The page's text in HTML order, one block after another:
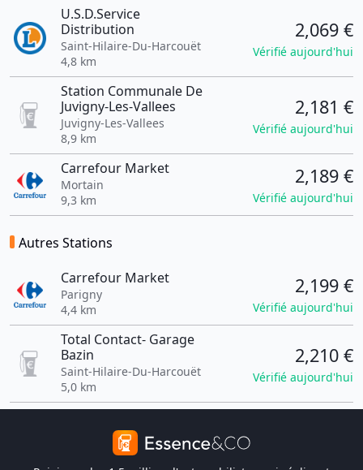
U.S.D.Service
Distribution
Saint-Hilaire-Du-Harcouët
4,8 km
2,069 €
Vérifié aujourd'hui
Station Communale De
Juvigny-Les-Vallees
Juvigny-Les-Vallees
8,9 km
2,181 €
Vérifié aujourd'hui
Carrefour Market
Mortain
9,3 km
2,189 €
Vérifié aujourd'hui
Autres Stations
Carrefour Market
Parigny
4,4 km
2,199 €
Vérifié aujourd'hui
Total Contact- Garage
Bazin
Saint-Hilaire-Du-Harcouët
5,0 km
2,210 €
Vérifié aujourd'hui